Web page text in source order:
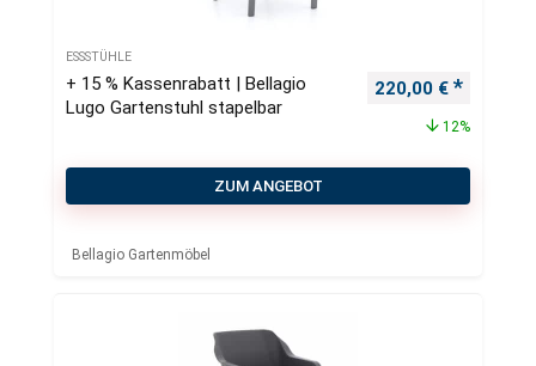
ESSSTÜHLE
+ 15 % Kassenrabatt | Bellagio
Lugo Gartenstuhl stapelbar
Ursprünglicher
220,00 €
12%
ZUM ANGEBOT
Bellagio Gartenmöbel